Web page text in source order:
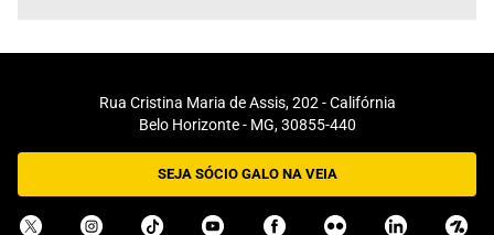
Rua Cristina Maria de Assis, 202 - Califórnia
Belo Horizonte - MG, 30855-440
SEJA SÓCIO GALO NA VEIA